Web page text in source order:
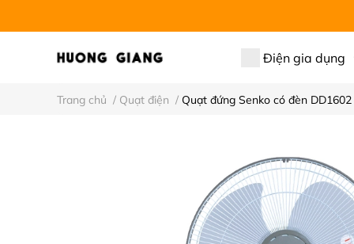
Điện gia dụng
Trang chủ / Quạt điện / Quạt đứng Senko có đèn DD1602